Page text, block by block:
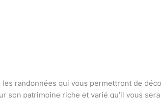
randonnées qui vous permettront de
son patrimoine riche et varié qu’il vous